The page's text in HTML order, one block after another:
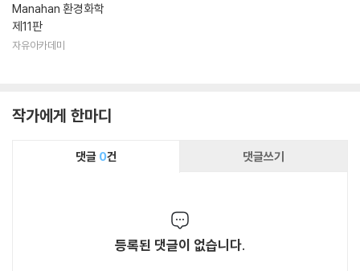
Manahan 환경화학
제11판
자유아카데미
작가에게 한마디
댓글 0건 댓글쓰기
등록된 댓글이 없습니다.